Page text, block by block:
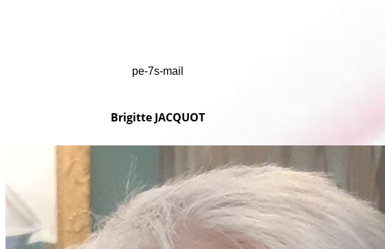
pe-7s-mail
Brigitte JACQUOT